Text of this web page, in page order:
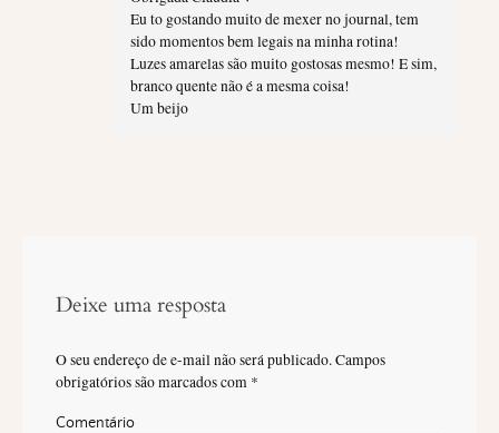
Eu to gostando muito de mexer no journal, tem
sido momentos bem legais na minha rotina!
Luzes amarelas são muito gostosas mesmo! E sim,
branco quente não é a mesma coisa!
Um beijo
Deixe uma resposta
O seu endereço de e-mail não será publicado. Campos
obrigatórios são marcados com *
Comentário